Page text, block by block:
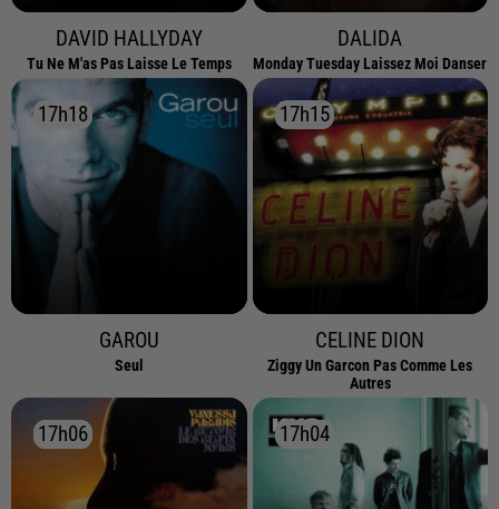
DAVID HALLYDAY
Tu Ne M'as Pas Laisse Le Temps
DALIDA
Monday Tuesday Laissez Moi Danser
17h18
17h18
GAROU
Seul
17h15
17h15
CELINE DION
Ziggy Un Garcon Pas Comme Les
Autres
17h06
17h06 17h04
17h04